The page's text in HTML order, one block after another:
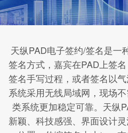
天纵PAD电子签约/签名是一
签名方式，嘉宾在PAD上签
签名手写过程，或者签名以
系统采用无线局域网，现场
类系统更加稳定可靠。天纵
新颖、科技感强、界面设计